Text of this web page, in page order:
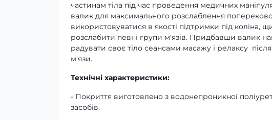
частинам тіла під час проведення медичних
валик для максимального розслаблення
використовуватися в якості підтримки під
розслабити певні групи м'язів. Придбавши валик
радувати своє тіло сеансами масажу і релаксу
м'язи.
Технічні характеристики:
- Покриття виготовлено з водонепроникної
засобів.